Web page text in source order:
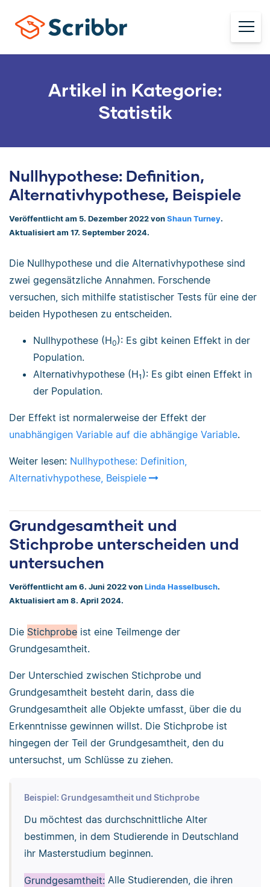
Artikel in Kategorie:
Statistik
Nullhypothese: Definition,
Alternativhypothese, Beispiele
Veröffentlicht am 5. Dezember 2022 von Shaun Turney.
Aktualisiert am 17. September 2024.
Die Nullhypothese und die Alternativhypothese sind
zwei gegensätzliche Annahmen. Forschende
versuchen, sich mithilfe statistischer Tests für eine der
beiden Hypothesen zu entscheiden.
Nullhypothese (H0): Es gibt keinen Effekt in der
Population.
Alternativhypothese (H1 ): Es gibt einen Effekt in
der Population.
Der Effekt ist normalerweise der Effekt der
unabhängigen Variable auf die abhängige Variable.
Weiter lesen: Nullhypothese: Definition,
Alternativhypothese, Beispiele
Grundgesamtheit und
Stichprobe unterscheiden und
untersuchen
Veröffentlicht am 6. Juni 2022 von Linda Hasselbusch.
Aktualisiert am 8. April 2024.
Die Stichprobe ist eine Teilmenge der
Grundgesamtheit.
Der Unterschied zwischen Stichprobe und
Grundgesamtheit besteht darin, dass die
Grundgesamtheit alle Objekte umfasst, über die du
Erkenntnisse gewinnen willst. Die Stichprobe ist
hingegen der Teil der Grundgesamtheit, den du
untersuchst, um Schlüsse zu ziehen.
Beispiel: Grundgesamtheit und Stichprobe
Du möchtest das durchschnittliche Alter
bestimmen, in dem Studierende in Deutschland
ihr Masterstudium beginnen.
Grundgesamtheit: Alle Studierenden, die ihren